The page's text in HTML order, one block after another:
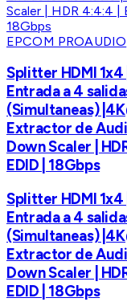
EPCOM PROAUDIO
Splitter HDMI 1x4
Entrada a 4
(Simultaneas)
Extractor de
Down Scaler |
EDID | 18Gbps
Splitter HDMI 1x4
Entrada a 4
(Simultaneas)
Extractor de
Down Scaler |
EDID | 18Gbps